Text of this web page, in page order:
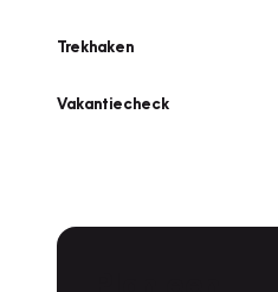
Trekhaken
Vakantiecheck